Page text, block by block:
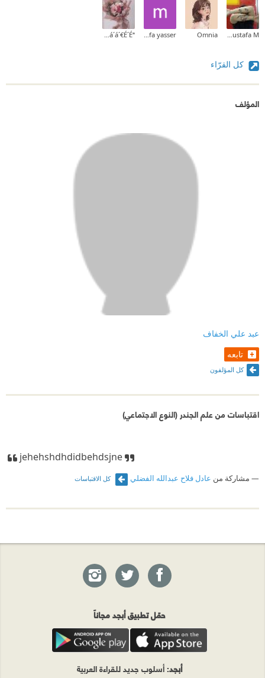
Mustafa M.
Omnia
mustafa yasser
á´„Êœá´€Êá´á´€á´‡ á´‡Ê€Ê€á´€Êœá´á´€É´Éª
كل القرّاء
المؤلف
عبد علي الخفاف
تابعه
كل المؤلفون
اقتباسات من علم الجندر (النوع الاجتماعي)
jehehshdhdidbehdsjne
مشاركة من عادل فلاح عبدالله الفضلي كل الاقتباسات
حمّل تطبيق أبجد مجاناً
أبجد: أسلوب جديد للقراءة العربية